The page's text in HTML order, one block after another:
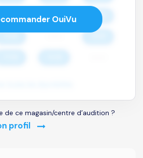
OuiVu
de ce magasin/centre d’audition ?
profil